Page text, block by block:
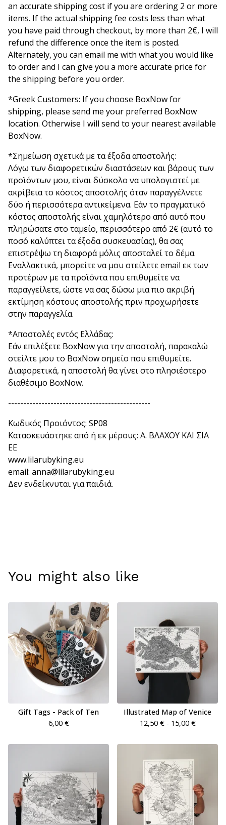
an accurate shipping cost if you are ordering 2 or more
items. If the actual shipping fee costs less than what
you have paid through checkout, by more than 2€, I will
refund the difference once the item is posted.
Alternately, you can email me with what you would like
to order and I can give you a more accurate price for
the shipping before you order.
*Greek Customers: If you choose BoxNow for
shipping, please send me your preferred BoxNow
location. Otherwise I will send to your nearest available
BoxNow.
*Σημείωση σχετικά με τα έξοδα αποστολής:
Λόγω των διαφορετικών διαστάσεων και βάρους των
προϊόντων μου, είναι δύσκολο να υπολογιστεί με
ακρίβεια το κόστος αποστολής όταν παραγγέλνετε
δύο ή περισσότερα αντικείμενα. Εάν το πραγματικό
κόστος αποστολής είναι χαμηλότερο από αυτό που
πληρώσατε στο ταμείο, περισσότερο από 2€ (αυτό το
ποσό καλύπτει τα έξοδα συσκευασίας), θα σας
επιστρέψω τη διαφορά μόλις αποσταλεί το δέμα.
Εναλλακτικά, μπορείτε να μου στείλετε email εκ των
προτέρων με τα προϊόντα που επιθυμείτε να
παραγγείλετε, ώστε να σας δώσω μια πιο ακριβή
εκτίμηση κόστους αποστολής πριν προχωρήσετε
στην παραγγελία.
*Αποστολές εντός Ελλάδας:
Εάν επιλέξετε BoxNow για την αποστολή, παρακαλώ
στείλτε μου το BoxNow σημείο που επιθυμείτε.
Διαφορετικά, η αποστολή θα γίνει στο πλησιέστερο
διαθέσιμο BoxNow.
-----------------------------------------------
Κωδικός Προιόντος: SP08
Κατασκευάστηκε από ή εκ μέρους: Α. ΒΛΑΧΟΥ ΚΑΙ ΣΙΑ
ΕΕ
www.lilarubyking.eu
email: anna@lilarubyking.eu
Δεν ενδείκνυται για παιδιά.
You might also like
Gift Tags - Pack of Ten
6,00 €
Illustrated Map of Venice
12,50 €- 15,00 €